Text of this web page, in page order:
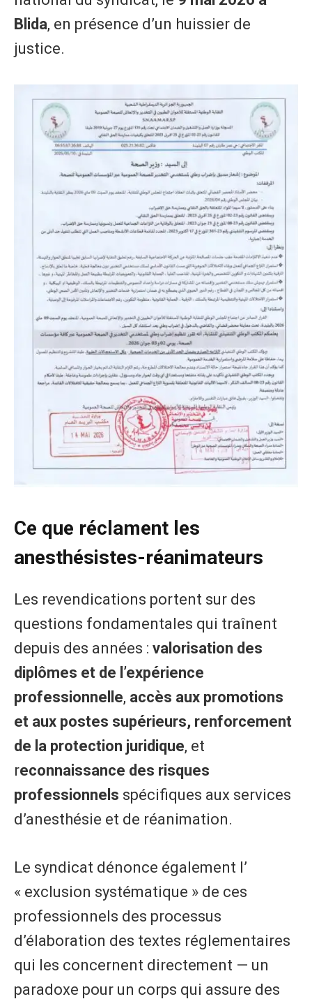
Blida, en présence d’un huissier de
justice.
Ce que réclament les
anesthésistes-réanimateurs
Les revendications portent sur des
questions fondamentales qui traînent
depuis des années : valorisation des
diplômes et de l’expérience
professionnelle, accès aux promotions
et aux postes supérieurs, renforcement
de la protection juridique, et
reconnaissance des risques
professionnels spécifiques aux services
d’anesthésie et de réanimation.
Le syndicat dénonce également l’
« exclusion systématique » de ces
professionnels des processus
d’élaboration des textes réglementaires
qui les concernent directement — un
paradoxe pour un corps qui assure des